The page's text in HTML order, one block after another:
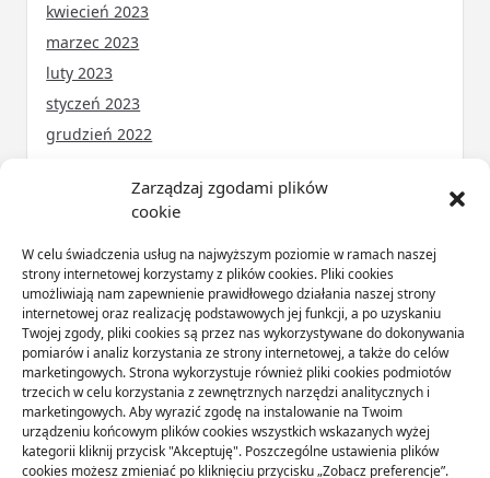
Zarządzaj zgodami plików
cookie
W celu świadczenia usług na najwyższym poziomie w ramach naszej
strony internetowej korzystamy z plików cookies. Pliki cookies
umożliwiają nam zapewnienie prawidłowego działania naszej strony
internetowej oraz realizację podstawowych jej funkcji, a po uzyskaniu
Twojej zgody, pliki cookies są przez nas wykorzystywane do dokonywania
pomiarów i analiz korzystania ze strony internetowej, a także do celów
marketingowych. Strona wykorzystuje również pliki cookies podmiotów
trzecich w celu korzystania z zewnętrznych narzędzi analitycznych i
marketingowych. Aby wyrazić zgodę na instalowanie na Twoim
urządzeniu końcowym plików cookies wszystkich wskazanych wyżej
kategorii kliknij przycisk "Akceptuję". Poszczególne ustawienia plików
cookies możesz zmieniać po kliknięciu przycisku „Zobacz preferencje”.
kwiecień 2023
marzec 2023
luty 2023
styczeń 2023
grudzień 2022
ARTYKUŁ SPONSOROWANY(31)
Budownictwo(56)
Dom(71)
Ogród(16)
Przemysł (89)